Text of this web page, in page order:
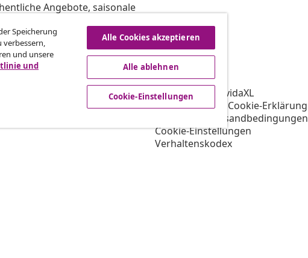
Angebote, saisonale
vidaXL
Über vidaXL
AGB Verkäufer vidaXL
Datenschutz- & Cookie-Erklärung
Priorisierte Versandbedingungen
Cookie-Einstellungen
Verhaltenskodex
Speicherung
verbessern,
und unsere
und
Alle Cookies akzeptieren
Alle ablehnen
Cookie-Einstellungen